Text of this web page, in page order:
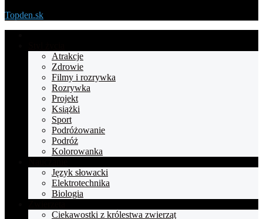
Topden.sk
Atrakcje
Zdrowie
Filmy i rozrywka
Rozrywka
Projekt
Książki
Sport
Podróżowanie
Podróż
Kolorowanka
Język słowacki
Elektrotechnika
Biologia
Ciekawostki z królestwa zwierząt